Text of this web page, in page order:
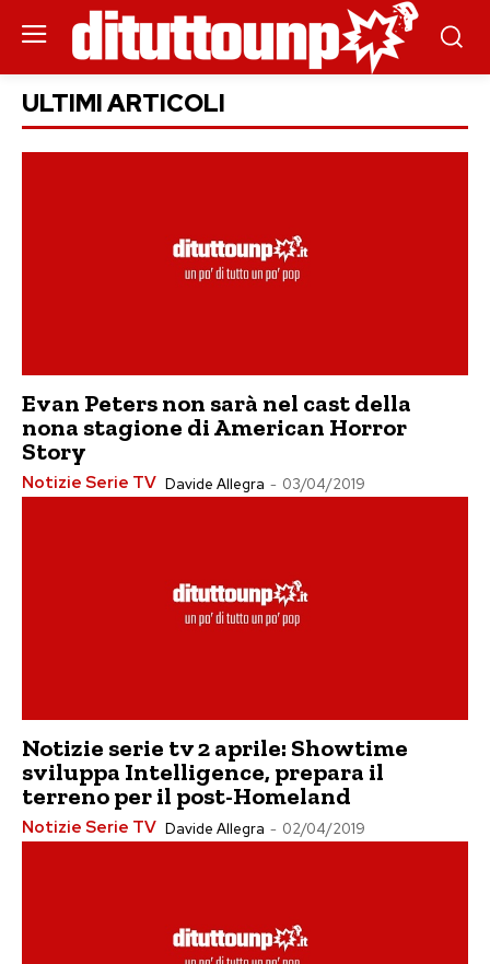
ULTIMI ARTICOLI
Evan Peters non sarà nel cast della
nona stagione di American Horror
Story
Notizie Serie TV Davide Allegra - 03/04/2019
Notizie serie tv 2 aprile: Showtime
sviluppa Intelligence, prepara il
terreno per il post-Homeland
Notizie Serie TV Davide Allegra - 02/04/2019